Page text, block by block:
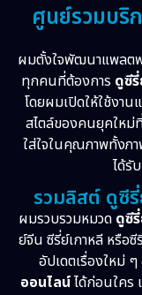
ศูนย์รวมบริ
ผมตั้งใจพัฒนาแพลต
ทุกคนที่ต้องการ ดูซี
โดยผมเปิดให้ใช้งาน
สไตล์ของคนยุคใหม่
ใส่ใจในคุณภาพทั้งภ
ได้รั
รวมลิสต์ ดูซี
ผมรวบรวมหมวด ดูซี
ย์จีน ซีรี่ย์เกาหลี หรือ
อัปเดตเรื่องใหม่
ออนไลน์ได้ก่อนใคร